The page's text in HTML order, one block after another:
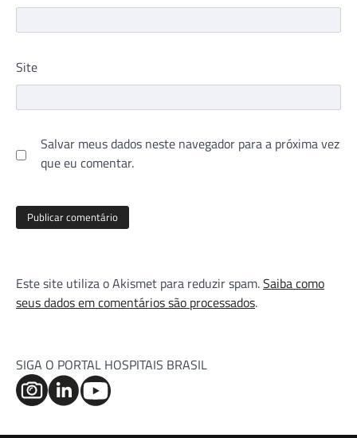
Site
Salvar meus dados neste navegador para a próxima vez
que eu comentar.
Este site utiliza o Akismet para reduzir spam.Saiba como
seus dados em comentários são processados.
SIGA O PORTAL HOSPITAIS BRASIL